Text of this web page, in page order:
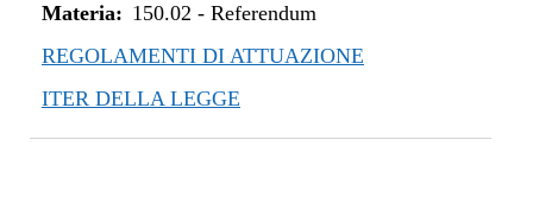
Materia: 150.02 - Referendum
REGOLAMENTI DI ATTUAZIONE
ITER DELLA LEGGE